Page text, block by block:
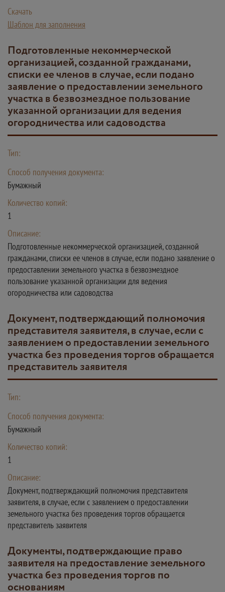
Скачать
Шаблон для заполнения
Подготовленные некоммерческой
организацией, созданной гражданами,
списки ее членов в случае, если подано
заявление о предоставлении земельного
участка в безвозмездное пользование
указанной организации для ведения
огородничества или садоводства
Тип:
Способ получения документа:
Бумажный
Количество копий:
1
Описание:
Подготовленные некоммерческой организацией, созданной
гражданами, списки ее членов в случае, если подано заявление о
предоставлении земельного участка в безвозмездное
пользование указанной организации для ведения
огородничества или садоводства
Документ, подтверждающий полномочия
представителя заявителя, в случае, если с
заявлением о предоставлении земельного
участка без проведения торгов обращается
представитель заявителя
Тип:
Способ получения документа:
Бумажный
Количество копий:
1
Описание:
Документ, подтверждающий полномочия представителя
заявителя, в случае, если с заявлением о предоставлении
земельного участка без проведения торгов обращается
представитель заявителя
Документы, подтверждающие право
заявителя на предоставление земельного
участка без проведения торгов по
основаниям